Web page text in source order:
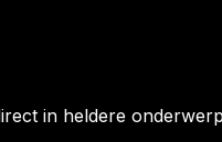
in heldere